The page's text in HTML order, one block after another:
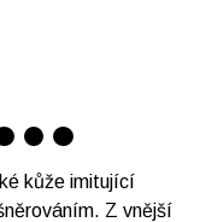
kůže imitující
Z vnější